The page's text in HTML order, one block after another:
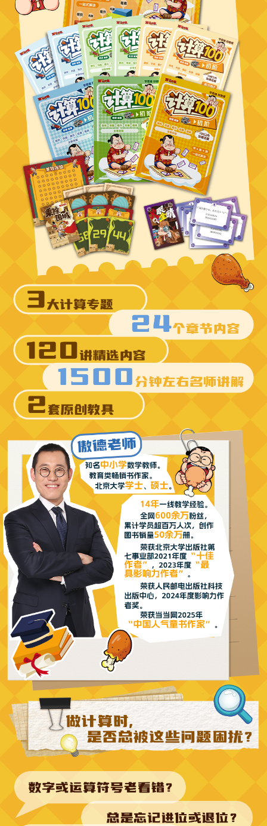
【适合人群】适合1-6年级
【课程时长、节数】每个盒子包含两个年级课程，每个年级
60节课，一共120节，每节12分钟左右
【课程更新】 已更新完毕
【开课时间】下单后48小时内查收短信，按照提示操作兑换
课程即可。
【课程形式】录播形式，随时学习，没有时间限制
【课程有效期】本课程开通兑换后99年有效，可反复回看，
不限时间
开课信息
【开通方式】手机号开通
下单后，48小时内会有短信联系您进行开课，请注意查收短
信，按照提示领取课程即可。开通后下载【小鹅通学员版】
APP，使用收货手机号登录即可享受权益。
【学习流程】
①电脑端
https://study.xiaoe-tech.com/t_l/learnLogin#/acount
②手机端：应用商店-搜索小鹅通APP-学员版下载
【设备要求】同一个观看渠道不可以两台设备同时观看，可
以一个使用手机app另一个使用电脑网页的形式来实现。如果
苹果端下载APP时，一直有广告，可以扫下方二维码下载安
装。其他设备正常手机应用商店下载安装。
【APP是否可以投屏使用】可投屏使用
手机投屏方法如下：